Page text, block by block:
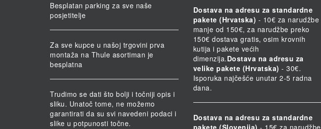
Besplatan parking za sve naše
posjetitelje
Za sve kupce u našoj trgovini prva
montaža na Thule asortiman je
besplatna
Trudimo se dati što bolji i točniji opis i
sliku. Unatoč tome, ne možemo
garantirati da su svi navedeni podaci i
slike u potpunosti točne.
Dostava na adresu za standardne
pakete (Hrvatska) - 10€ za narudžbe
manje od 150€, za narudžbe preko
150€ dostava gratis, osim krovnih
kutija i pakete većih
dimenzija.Dostava na adresu za
velike pakete (Hrvatska) - 30€.
Isporuka najčešće unutar 2-5 radna
dana.
Dostava na adresu za standardne